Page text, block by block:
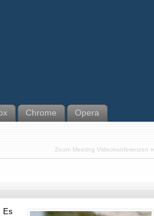
Chrome Opera
Zoom Meeting Videokonferenzen »
Es